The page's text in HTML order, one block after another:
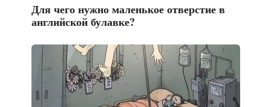
Для чего нужно маленькое отверстие в
английской булавке?